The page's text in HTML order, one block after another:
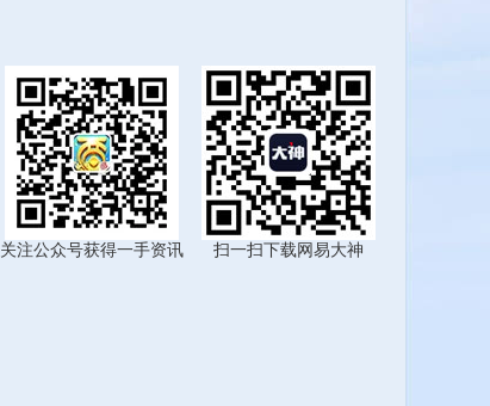
关注公众号获得一手资讯 扫一扫下载网易大神